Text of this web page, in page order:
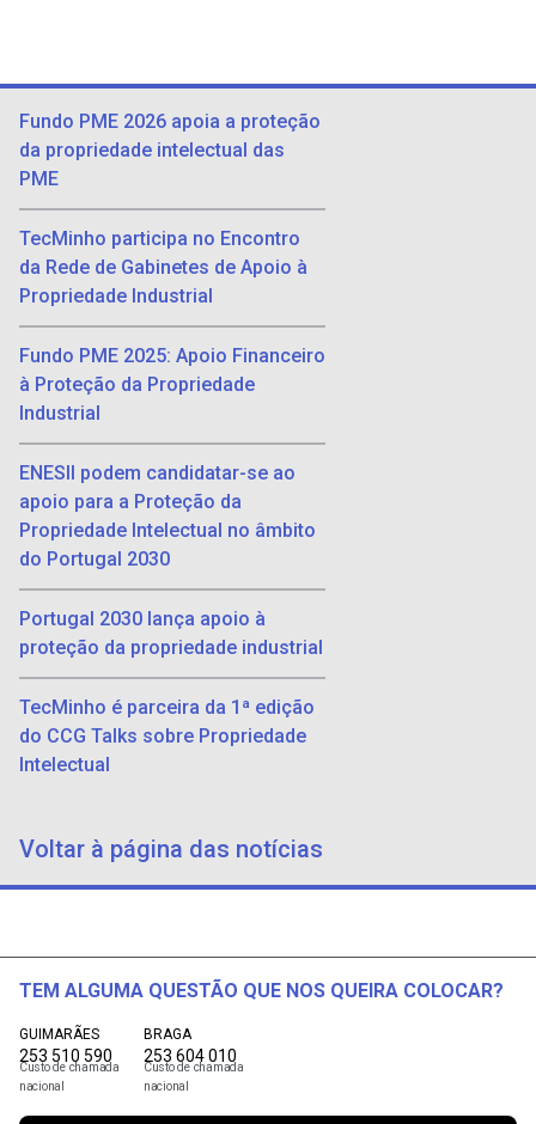
Fundo PME 2026 apoia a proteção
da propriedade intelectual das
PME
TecMinho participa no Encontro
da Rede de Gabinetes de Apoio à
Propriedade Industrial
Fundo PME 2025: Apoio Financeiro
à Proteção da Propriedade
Industrial
ENESII podem candidatar-se ao
apoio para a Proteção da
Propriedade Intelectual no âmbito
do Portugal 2030
Portugal 2030 lança apoio à
proteção da propriedade industrial
TecMinho é parceira da 1ª edição
do CCG Talks sobre Propriedade
Intelectual
Voltar à página das notícias
TEM ALGUMA QUESTÃO QUE NOS QUEIRA COLOCAR?
GUIMARÃES
253 510 590
Custo de chamada
nacional
BRAGA
253 604 010
Custo de chamada
nacional